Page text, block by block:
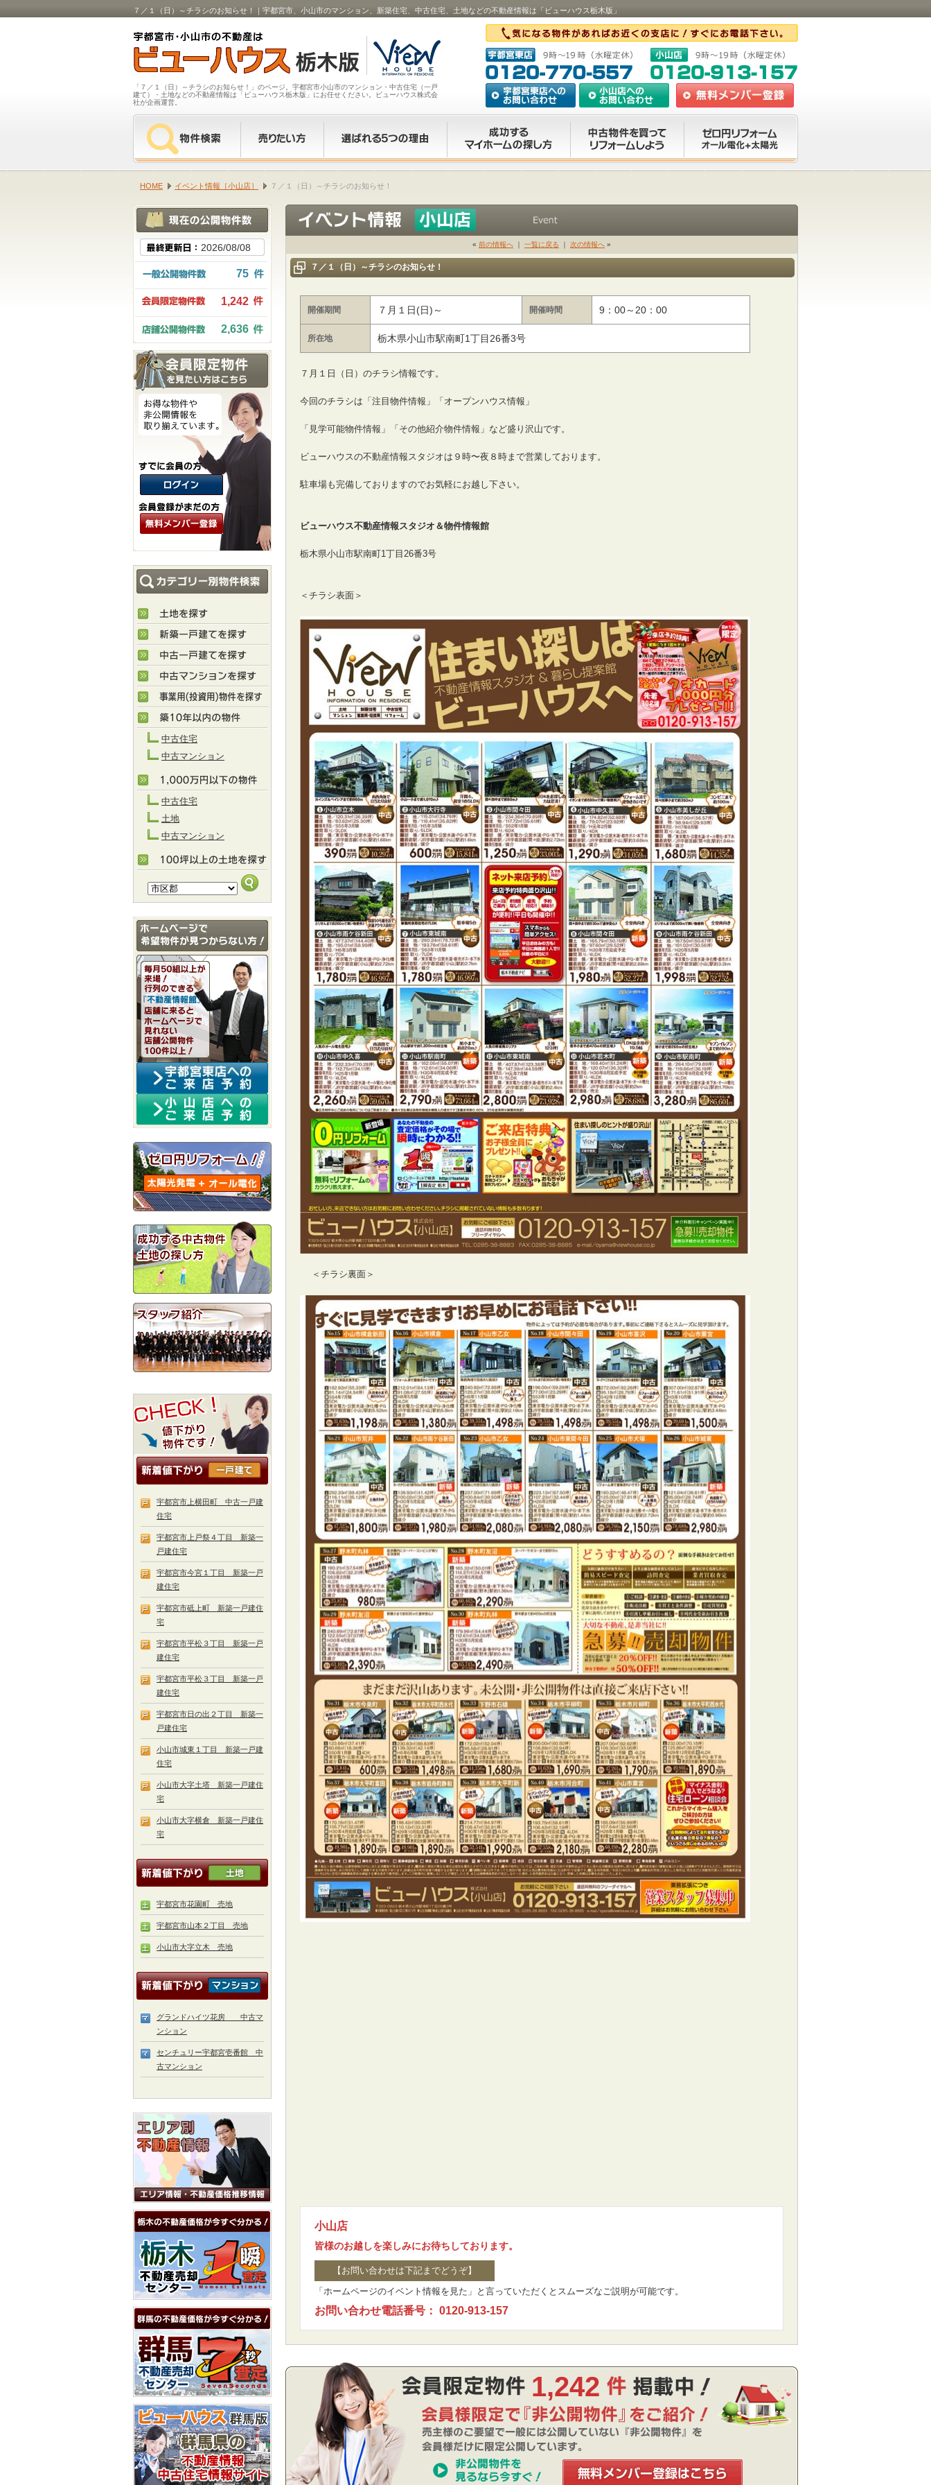
７／１（日）～チラシのお知らせ！｜宇都宮市、小山市のマンション、新築住宅、中古住宅、土地などの不動産情報は「ビューハウス栃木版」
「７／１（日）～チラシのお知らせ！」のページ。宇都宮市小山市のマンション・中古住宅（一戸
建て）・土地などの不動産情報は「ビューハウス栃木版」にお任せください。ビューハウス株式会
社が企画運営。
HOME イベント情報［小山店］ ７／１（日）～チラシのお知らせ！
« 前の情報へ ｜ 一覧に戻る ｜ 次の情報へ »
７／１（日）～チラシのお知らせ！
開催期間 ７月１日(日)～ 開催時間 9：00～20：00
所在地 栃木県小山市駅南町1丁目26番3号
７月１日（日）のチラシ情報です。
今回のチラシは「注目物件情報」「オープンハウス情報」
「見学可能物件情報」「その他紹介物件情報」など盛り沢山です。
ビューハウスの不動産情報スタジオは９時〜夜８時まで営業しております。
駐車場も完備しておりますのでお気軽にお越し下さい。
ビューハウス不動産情報スタジオ＆物件情報館
栃木県小山市駅南町1丁目26番3号
＜チラシ表面＞
＜チラシ裏面＞
小山店
皆様のお越しを楽しみにお待ちしております。
【お問い合わせは下記までどうぞ】
「ホームページのイベント情報を見た」と言っていただくとスムーズなご説明が可能です。
お問い合わせ電話番号： 0120-913-157
1,242
2026/08/08
75
1,242
2,636
中古住宅
中古マンション
中古住宅
土地
中古マンション
宇都宮市上横田町 中古一戸建
住宅
宇都宮市上戸祭４丁目 新築一
戸建住宅
宇都宮市今宮１丁目 新築一戸
建住宅
宇都宮市砥上町 新築一戸建住
宅
宇都宮市平松３丁目 新築一戸
建住宅
宇都宮市平松３丁目 新築一戸
建住宅
宇都宮市日の出２丁目 新築一
戸建住宅
小山市城東１丁目 新築一戸建
住宅
小山市大字土塔 新築一戸建住
宅
小山市大字横倉 新築一戸建住
宅
宇都宮市花園町 売地
宇都宮市山本２丁目 売地
小山市大字立木 売地
グランドハイツ花房 中古マ
ンション
センチュリー宇都宮壱番館 中
古マンション